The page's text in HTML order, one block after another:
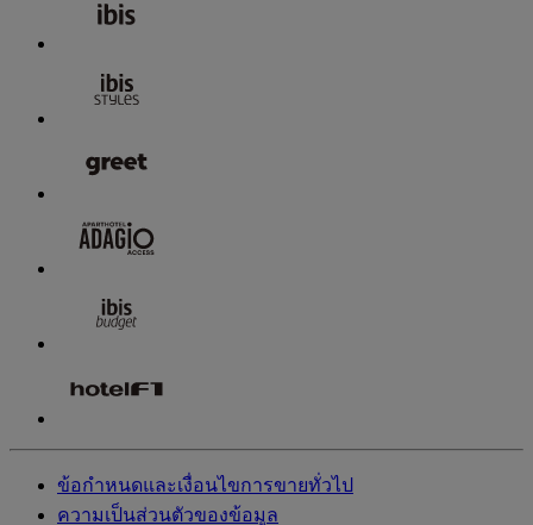
ข้อกำหนดและเงื่อนไขการขายทั่วไป
ความเป็นส่วนตัวของข้อมูล